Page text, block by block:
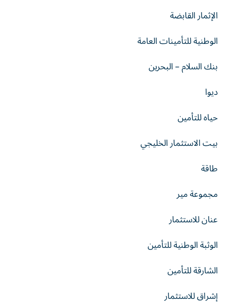
الإثمار القابضة
الوطنية للتأمينات العامة
بنك السلام – البحرين
ديوا
حياه للتأمين
بيت الاستثمار الخليجي
طاقة
مجموعة مير
عنان للاستثمار
الوثبة الوطنية للتأمين
الشارقة للتأمين
إشراق للاستثمار